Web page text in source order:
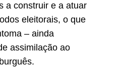
a construir e a atuar
eleitorais, o que
– ainda
assimilação ao